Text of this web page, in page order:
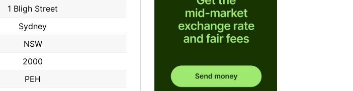
1 Bligh Street
Sydney
NSW
2000
PEH